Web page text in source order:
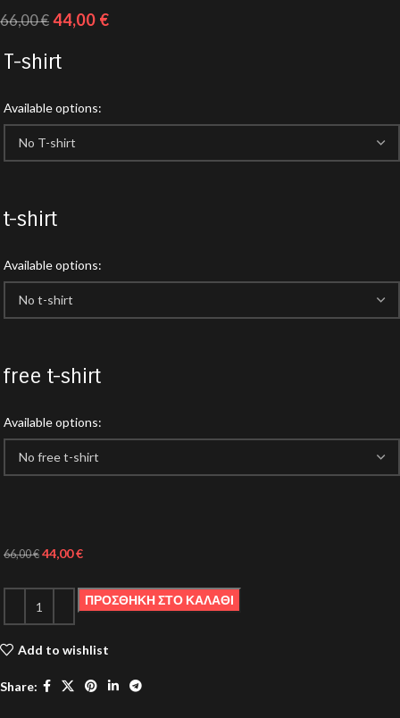
66,00€ 44,00 €
T-shirt
Available options:
t-shirt
Available options:
free t-shirt
Available options:
66,00€ 44,00€
ΠΡΟΣΘΉΚΗ ΣΤΟ ΚΑΛΆΘΙ
Add to wishlist
Share: